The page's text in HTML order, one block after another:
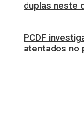
duplas neste
PCDF
atentados no